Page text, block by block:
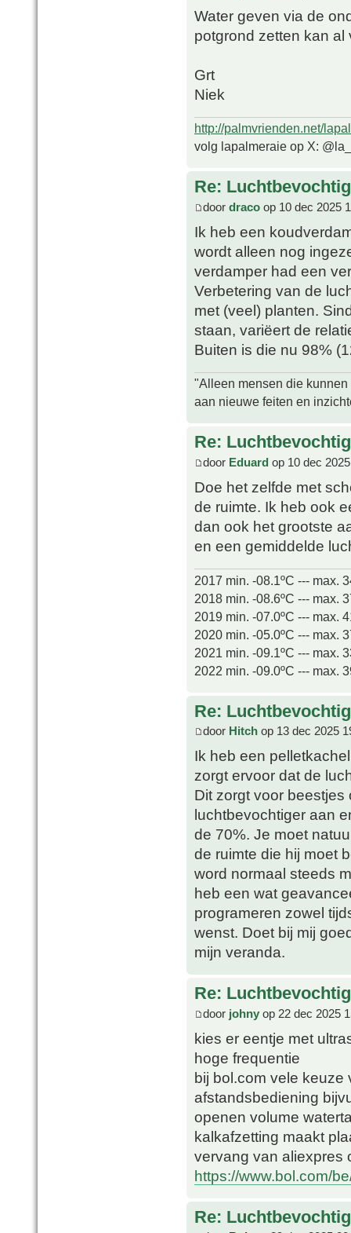
Water geven via de
potgrond zetten kan al
Grt
Niek
http://palmvrienden.net/
volg lapalmeraie op X:
Re:
door draco op 10 dec 2025
Ik heb een
wordt alleen nog
verdamper had een
Verbetering van de
met (veel) planten.
staan, variëert de
Buiten is die nu 98%
"Alleen mensen die
aan nieuwe feiten en
Re:
door Eduard op 10 dec
Doe het zelfde met
de ruimte. Ik heb ook
dan ook het grootste
en een gemiddelde
2017 min. -08.1ºC --- max.
2018 min. -08.6ºC --- max.
2019 min. -07.0ºC --- max.
2020 min. -05.0ºC --- max.
2021 min. -09.1ºC --- max.
2022 min. -09.0ºC --- max.
Re:
door Hitch op 13 dec 2025
Ik heb een
zorgt ervoor dat de
Dit zorgt voor
luchtbevochtiger aan
de 70%. Je moet
de ruimte die hij moet
word normaal steeds
heb een wat
programeren zowel
wenst. Doet bij mij
mijn veranda.
Re:
door johny op 22 dec 2025
kies er eentje met
hoge frequentie
bij bol.com vele keuze
afstandsbediening
openen volume
kalkafzetting maakt
vervang van aliexpres
https://www.bol.com/
Re: